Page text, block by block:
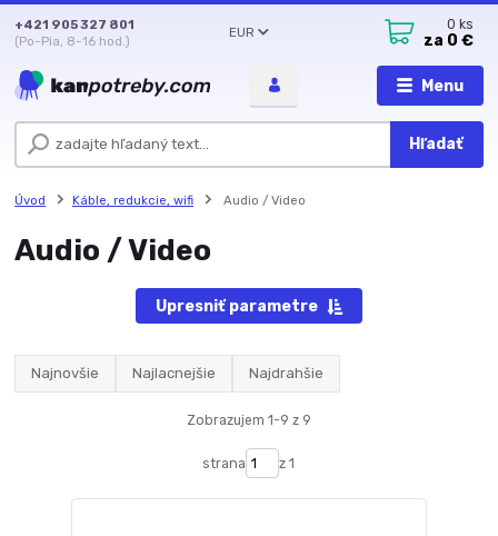
Menu
EUR
Hľadať
+421 905 327 801
(Po-Pia, 8-16 hod.)
0 ks
za 0 €
Úvod Káble, redukcie, wifi Audio / Video
Audio / Video
Upresniť parametre
Najnovšie Najlacnejšie Najdrahšie
Zobrazujem 1-9 z 9
strana z 1